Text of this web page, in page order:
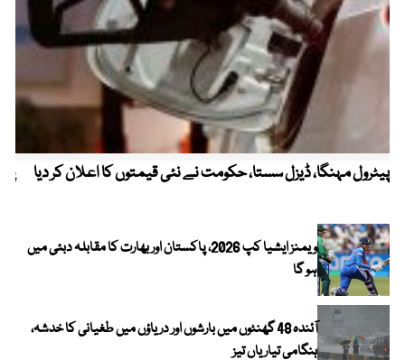
پیٹرول مہنگا، ڈیزل سستا، حکومت نے نئی قیمتوں کا اعلان کر دیا
ویمنز ایشیا کپ 2026، پاکستان اور بھارت کا مقابلہ دبئی میں
ہو گا
آئندہ 48 گھنٹوں میں بارشوں اور دریاؤں میں طغیانی کا خدشہ،
ہنگامی تیاریاں تیز